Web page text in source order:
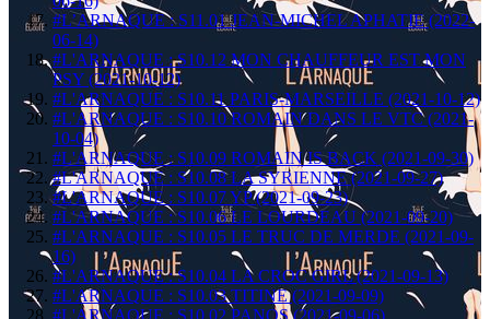
#L’ARNAQUE : S11.01 JEAN-MICHEL APHATIE (2022-
06-14)
#L'ARNAQUE : S10.12 MON CHAUFFEUR EST MON
PSY (2021-10-12)
#L'ARNAQUE : S10.11 PARIS-MARSEILLE (2021-10-12)
#L'ARNAQUE : S10.10 ROMAIN DANS LE VTC (2021-
10-04)
#L'ARNAQUE : S10.09 ROMAIN IS BACK (2021-09-30)
#L'ARNAQUE : S10.08 LA SYRIENNE (2021-09-27)
#L'ARNAQUE : S10.07 YP (2021-09-23)
#L'ARNAQUE : S10.06 LE LOURDEAU (2021-09-20)
#L'ARNAQUE : S10.05 LE TRUC DE MERDE (2021-09-
16)
#L'ARNAQUE : S10.04 LA CROC GIRL (2021-09-13)
#L'ARNAQUE : S10.03 TITINE (2021-09-09)
#L'ARNAQUE : S10.02 PANOS (2021-09-06)